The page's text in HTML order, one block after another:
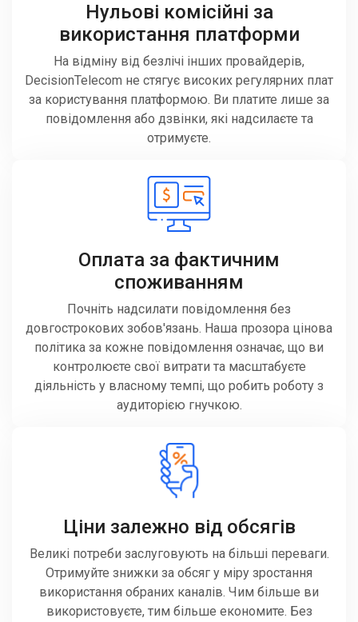
Нульові комісійні за
використання платформи
На відміну від безлічі інших провайдерів,
DecisionTelecom не стягує високих регулярних плат
за користування платформою. Ви платите лише за
повідомлення або дзвінки, які надсилаєте та
отримуєте.
Оплата за фактичним
споживанням
Почніть надсилати повідомлення без
довгострокових зобов'язань. Наша прозора цінова
політика за кожне повідомлення означає, що ви
контролюєте свої витрати та масштабуєте
діяльність у власному темпі, що робить роботу з
аудиторією гнучкою.
Ціни залежно від обсягів
Великі потреби заслуговують на більші переваги.
Отримуйте знижки за обсяг у міру зростання
використання обраних каналів. Чим більше ви
використовуєте, тим більше економите. Без